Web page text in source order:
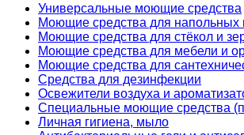
Универсальные моющие средства
Моющие средства для напольных
Моющие средства для стёкол и
Моющие средства для мебели и
Моющие средства для
Средства для дезинфекции
Освежители воздуха и
Специальные моющие средства
Личная гигиена, мыло